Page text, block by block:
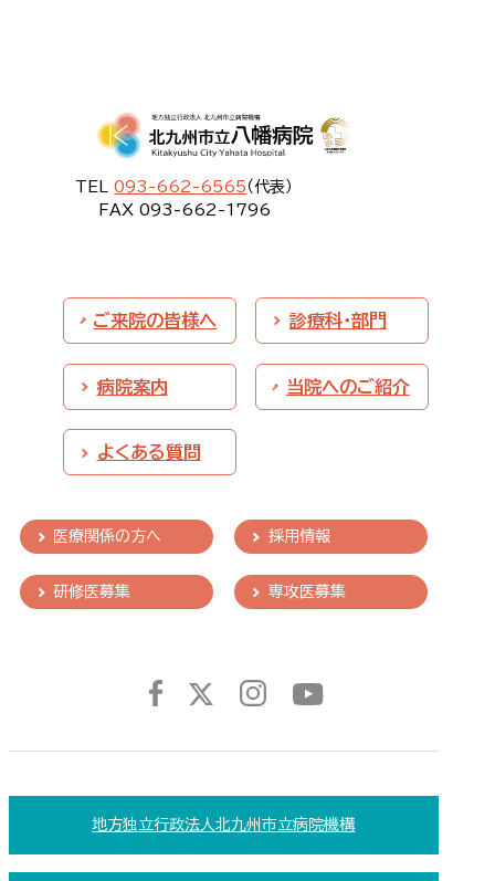
TEL093-662-6565 （代表）
FAX 093-662-1796
ご来院の皆様へ 診療科・部門
病院案内 当院へのご紹介
よくある質問
医療関係の方へ 採用情報
研修医募集 専攻医募集
地方独立行政法人北九州市立病院機構